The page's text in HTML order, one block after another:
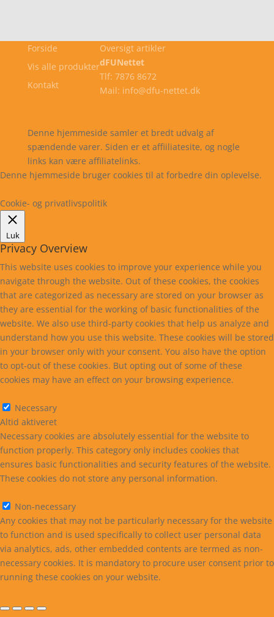
Forside
Vis alle produkter
Kontakt
Oversigt artikler
dFUNettet
Tlf: 7876 8672
Mail: info@dfu-nettet.dk
Denne hjemmeside samler et bredt udvalg af
spændende varer. Siden er et affiiliatesite, og nogle
links kan være affiliatelinks.
Denne hjemmeside bruger cookies til at forbedre din oplevelse.
Cookie- og privatlivspolitik
Luk
Privacy Overview
This website uses cookies to improve your experience while you
navigate through the website. Out of these cookies, the cookies
that are categorized as necessary are stored on your browser as
they are essential for the working of basic functionalities of the
website. We also use third-party cookies that help us analyze and
understand how you use this website. These cookies will be stored
in your browser only with your consent. You also have the option
to opt-out of these cookies. But opting out of some of these
cookies may have an effect on your browsing experience.
Necessary
Altid aktiveret
Necessary cookies are absolutely essential for the website to
function properly. This category only includes cookies that
ensures basic functionalities and security features of the website.
These cookies do not store any personal information.
Non-necessary
Any cookies that may not be particularly necessary for the website
to function and is used specifically to collect user personal data
via analytics, ads, other embedded contents are termed as non-
necessary cookies. It is mandatory to procure user consent prior to
running these cookies on your website.